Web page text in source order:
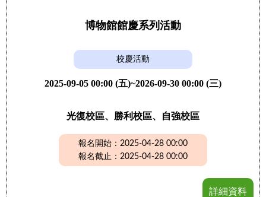
博物館館慶系列活動
校慶活動
2025-09-05 00:00 (五)~2026-09-30 00:00 (三)
光復校區、勝利校區、自強校區
報名開始：2025-04-28 00:00
報名截止：2025-04-28 00:00
詳細資料